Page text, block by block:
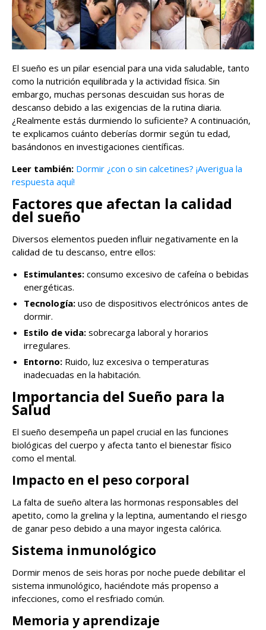
El sueño es un pilar esencial para una vida saludable, tanto
como la nutrición equilibrada y la actividad física. Sin
embargo, muchas personas descuidan sus horas de
descanso debido a las exigencias de la rutina diaria.
¿Realmente estás durmiendo lo suficiente? A continuación,
te explicamos cuánto deberías dormir según tu edad,
basándonos en investigaciones científicas.
Leer también: Dormir ¿con o sin calcetines? ¡Averigua la
respuesta aquí!
Factores que afectan la calidad
del sueño
Diversos elementos pueden influir negativamente en la
calidad de tu descanso, entre ellos:
Estimulantes: consumo excesivo de cafeína o bebidas
energéticas.
Tecnología: uso de dispositivos electrónicos antes de
dormir.
Estilo de vida: sobrecarga laboral y horarios
irregulares.
Entorno: Ruido, luz excesiva o temperaturas
inadecuadas en la habitación.
Importancia del Sueño para la
Salud
El sueño desempeña un papel crucial en las funciones
biológicas del cuerpo y afecta tanto el bienestar físico
como el mental.
Impacto en el peso corporal
La falta de sueño altera las hormonas responsables del
apetito, como la grelina y la leptina, aumentando el riesgo
de ganar peso debido a una mayor ingesta calórica.
Sistema inmunológico
Dormir menos de seis horas por noche puede debilitar el
sistema inmunológico, haciéndote más propenso a
infecciones, como el resfriado común.
Memoria y aprendizaje